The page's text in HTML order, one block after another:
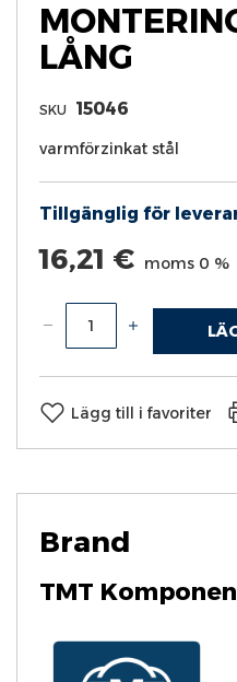
LÅNG
SKU 15046
varmförzinkat stål
16,21 € moms 0 %
Tillgänglig för
Lägg till i favoriter
Brand
TMT